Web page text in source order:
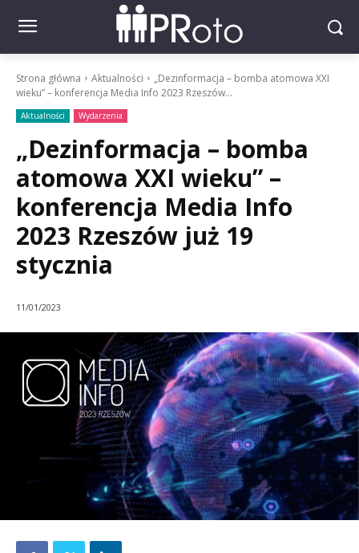
Strona główna Aktualności
„Dezinformacja – bomba atomowa XXI
wieku” – konferencja Media Info 2023 Rzeszów...
Aktualności Wydarzenia
„Dezinformacja – bomba
atomowa XXI wieku” –
konferencja Media Info
2023 Rzeszów już 19
stycznia
11/01/2023